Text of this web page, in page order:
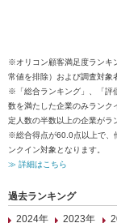
※オリコン顧客満足度ランキ
常値を排除）および調査対象
※「総合ランキング」、「評
数を満たした企業のみランク
定人数の半数以上の企業がラ
※総合得点が60.0点以上で、
ンクイン対象となります。
≫ 詳細はこちら
過去ランキング
2024年
2023年